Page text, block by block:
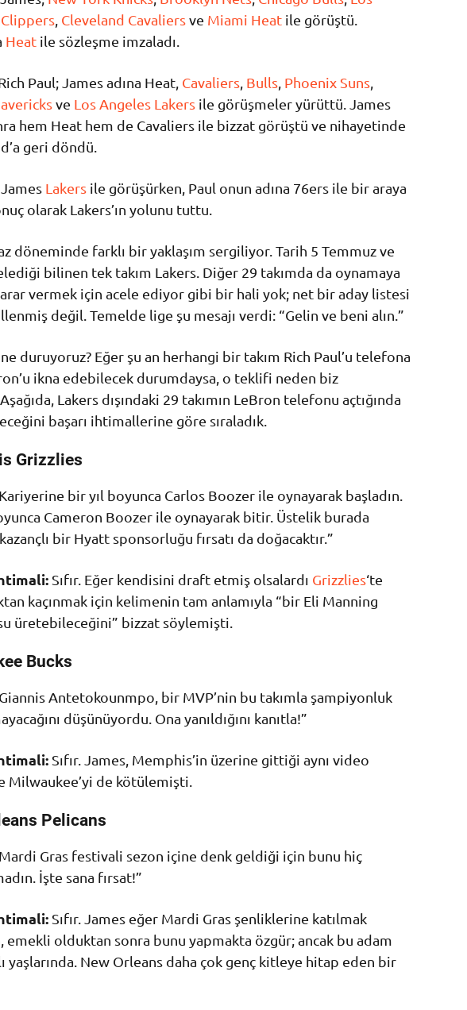
Cleveland Cavaliersve Miami Heat ile görüştü.
Heat ile sözleşme imzaladı.
Paul; James adına Heat, Cavaliers Bulls Phoenix Suns
ve Los Angeles Lakers ile görüşmeler yürüttü. James
hem Heat hem de Cavaliers ile bizzat görüştü ve nihayetinde
geri döndü.
Lakers ile görüşürken, Paul onun adına 76ers ile bir araya
olarak Lakers’ın yolunu tuttu.
döneminde farklı bir yaklaşım sergiliyor. Tarih 5 Temmuz ve
bilinen tek takım Lakers. Diğer 29 takımda da oynamaya
vermek için acele ediyor gibi bir hali yok; net bir aday listesi
değil. Temelde lige şu mesajı verdi: “Gelin ve beni alın.”
duruyoruz? Eğer şu an herhangi bir takım Rich Paul’u telefona
ikna edebilecek durumdaysa, o teklifi neden biz
Lakers dışındaki 29 takımın LeBron telefonu açtığında
başarı ihtimallerine göre sıraladık.
Grizzlies
bir yıl boyunca Carlos Boozer ile oynayarak başladın.
Cameron Boozer ile oynayarak bitir. Üstelik burada
bir Hyatt sponsorluğu fırsatı da doğacaktır.”
Sıfır. Eğer kendisini draft etmiş olsalardı Grizzlies‘te
kaçınmak için kelimenin tam anlamıyla “bir Eli Manning
üretebileceğini” bizzat söylemişti.
Bucks
Antetokounmpo, bir MVP’nin bu takımla şampiyonluk
düşünüyordu. Ona yanıldığını kanıtla!”
Sıfır. James, Memphis’in üzerine gittiği aynı video
Milwaukee’yi de kötülemişti.
Pelicans
Gras festivali sezon içine denk geldiği için bunu hiç
İşte sana fırsat!”
Sıfır. James eğer Mardi Gras şenliklerine katılmak
emekli olduktan sonra bunu yapmakta özgür; ancak bu adam
yaşlarında. New Orleans daha çok genç kitleye hitap eden bir